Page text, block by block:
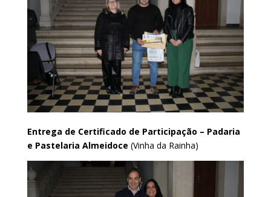
Entrega de Certificado de Participação – Padaria
e Pastelaria Almeidoce (Vinha da Rainha)